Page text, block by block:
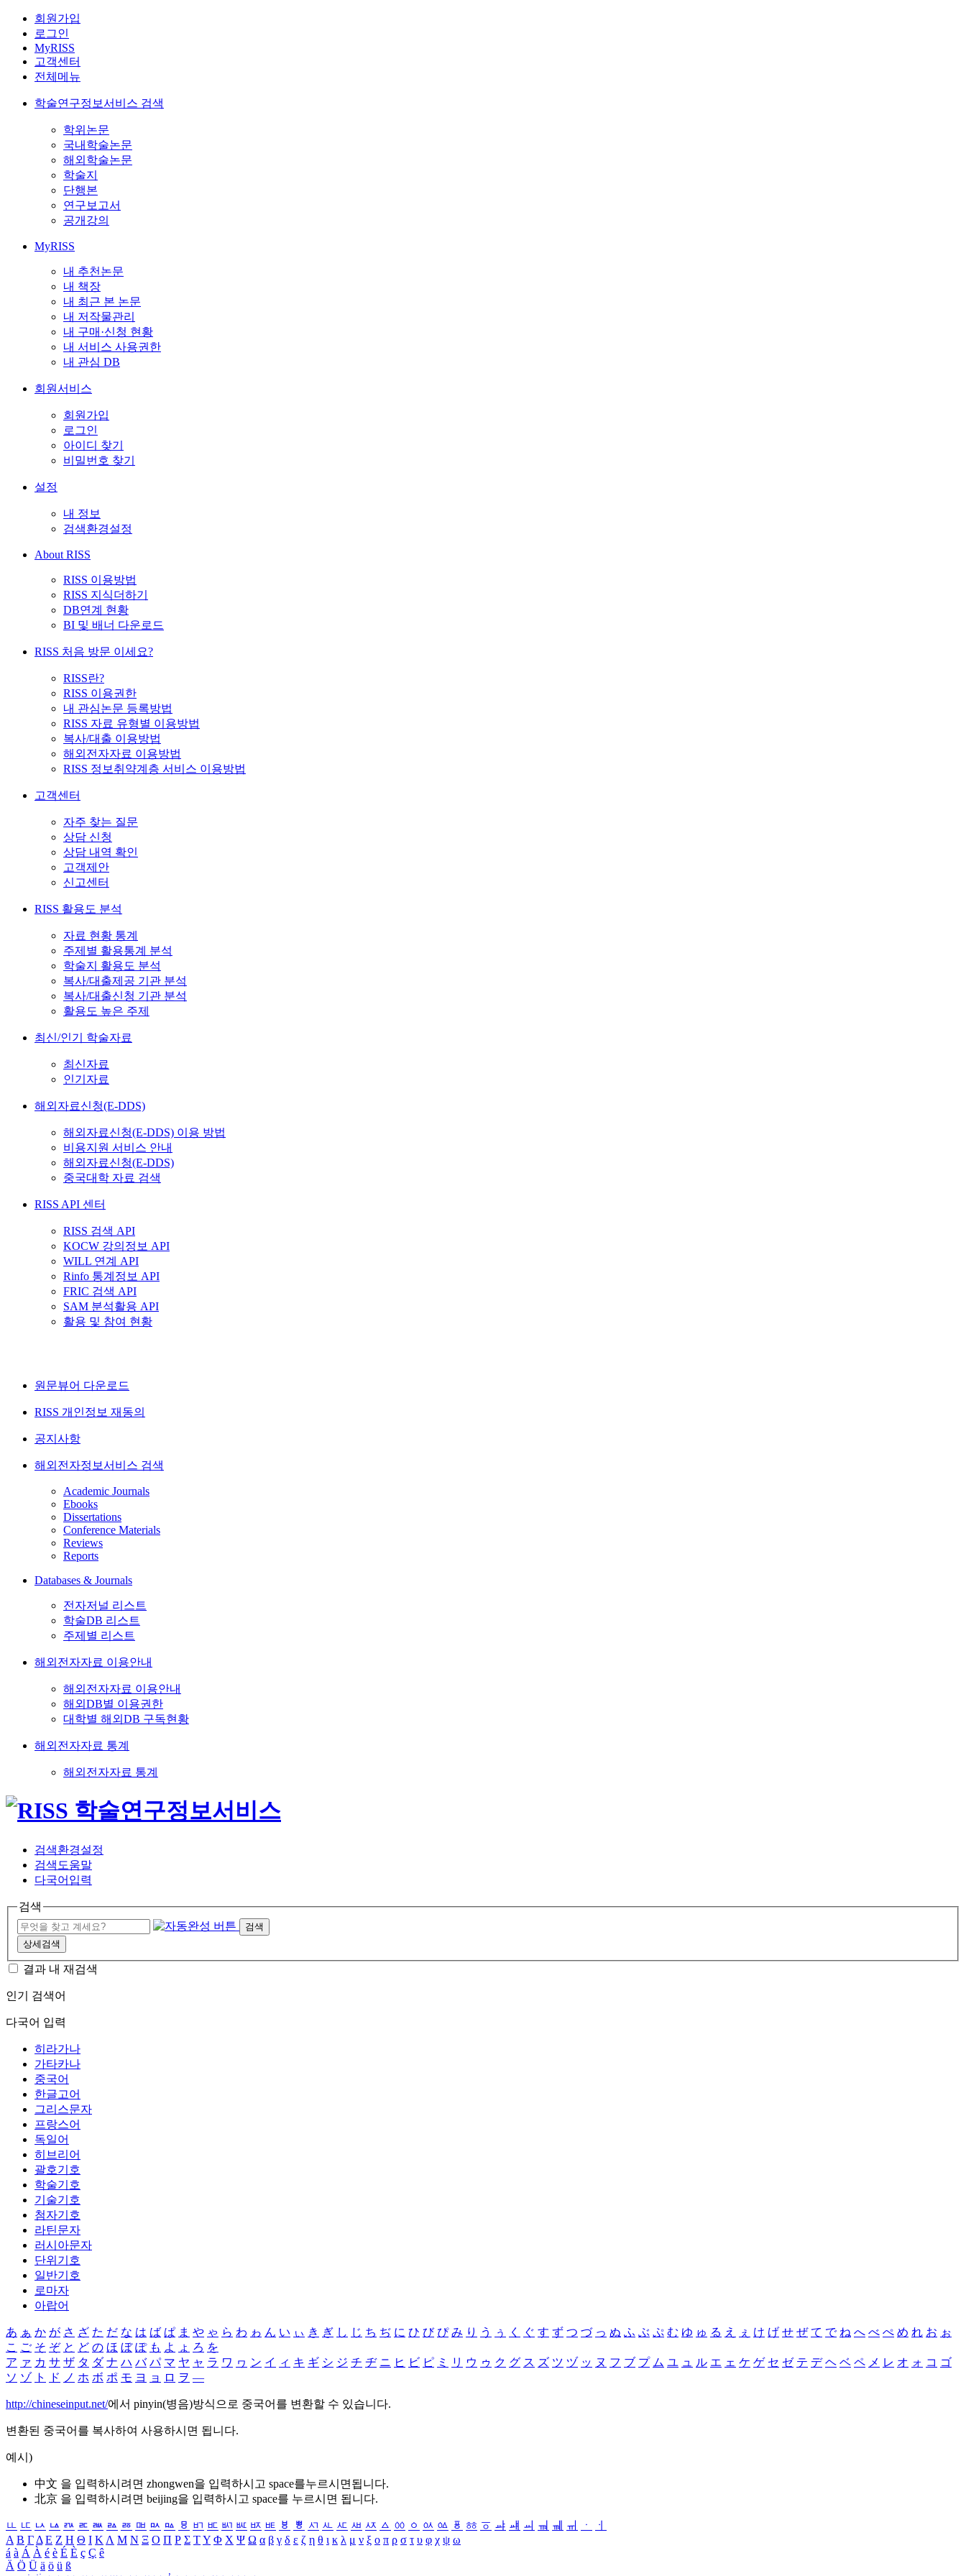
회원가입
로그인
MyRISS
고객센터
전체메뉴
학술연구정보서비스 검색
학위논문
국내학술논문
해외학술논문
학술지
단행본
연구보고서
공개강의
MyRISS
내 추천논문
내 책장
내 최근 본 논문
내 저작물관리
내 구매·신청 현황
내 서비스 사용권한
내 관심 DB
회원서비스
회원가입
로그인
아이디 찾기
비밀번호 찾기
설정
내 정보
검색환경설정
About RISS
RISS 이용방법
RISS 지식더하기
DB연계 현황
BI 및 배너 다운로드
RISS 처음 방문 이세요?
RISS란?
RISS 이용권한
내 관심논문 등록방법
RISS 자료 유형별 이용방법
복사/대출 이용방법
해외전자자료 이용방법
RISS 정보취약계층 서비스 이용방법
고객센터
자주 찾는 질문
상담 신청
상담 내역 확인
고객제안
신고센터
RISS 활용도 분석
자료 현황 통계
주제별 활용통계 분석
학술지 활용도 분석
복사/대출제공 기관 분석
복사/대출신청 기관 분석
활용도 높은 주제
최신/인기 학술자료
최신자료
인기자료
해외자료신청(E-DDS)
해외자료신청(E-DDS) 이용 방법
비용지원 서비스 안내
해외자료신청(E-DDS)
중국대학 자료 검색
RISS API 센터
RISS 검색 API
KOCW 강의정보 API
WILL 연계 API
Rinfo 통계정보 API
FRIC 검색 API
SAM 분석활용 API
활용 및 참여 현황
원문뷰어 다운로드
RISS 개인정보 재동의
공지사항
해외전자정보서비스 검색
Academic Journals
Ebooks
Dissertations
Conference Materials
Reviews
Reports
Databases & Journals
전자저널 리스트
학술DB 리스트
주제별 리스트
해외전자자료 이용안내
해외전자자료 이용안내
해외DB별 이용권한
대학별 해외DB 구독현황
해외전자자료 통계
해외전자자료 통계
검색환경설정
검색도움말
다국어입력
검색
검색
상세검색
결과 내 재검색
인기 검색어
다국어 입력
히라가나
가타카나
중국어
한글고어
그리스문자
프랑스어
독일어
히브리어
괄호기호
학술기호
기술기호
첨자기호
라틴문자
러시아문자
단위기호
일반기호
로마자
아랍어
あ ぁ か が さ ざ た だ な は ば ぱ ま や ゃ ら わ ゎ ん い ぃ き ぎ し じ ち ぢ に ひ び ぴ み り う ぅ く ぐ す ず つ づ っ ぬ ふ ぶ ぷ む ゆ ゅ る え ぇ け げ せ ぜ て で ね へ べ ぺ め れ お ぉ
こ ご そ ぞ と ど の ほ ぼ ぽ も よ ょ ろ を
ア ァ カ サ ザ タ ダ ナ ハ バ パ マ ヤ ャ ラ ワ ヮ ン イ ィ キ ギ シ ジ チ ヂ ニ ヒ ビ ピ ミ リ ウ ゥ ク グ ス ズ ツ ヅ ッ ヌ フ ブ プ ム ユ ュ ル エ ェ ケ ゲ セ ゼ テ デ ヘ ベ ペ メ レ オ ォ コ ゴ
ソ ゾ ト ド ノ ホ ボ ポ モ ヨ ョ ロ ヲ ―
http://chineseinput.net/에서 pinyin(병음)방식으로 중국어를 변환할 수 있습니다.
변환된 중국어를 복사하여 사용하시면 됩니다.
예시)
中文 을 입력하시려면 zhongwen을 입력하시고 space를누르시면됩니다.
北京 을 입력하시려면 beijing을 입력하시고 space를 누르시면 됩니다.
ㅥ ㅦ ㅧ ㅨ ㅩ ㅪ ㅫ ㅬ ㅭ ㅮ ㅯ ㅰ ㅱ ㅲ ㅳ ㅴ ㅵ ㅶ ㅷ ㅸ ㅹ ㅺ ㅻ ㅼ ㅽ ㅾ ㅿ ㆀ ㆁ ㆂ ㆃ ㆄ ㆅ ㆆ ㆇ ㆈ ㆉ ㆊ ㆋ ㆌ ㆍ
ㆎ
Α Β ΓΔ Ε Ζ Η Θ Ι ΚΛ Μ Ν Ξ Ο Π Ρ Σ ΤΥ Φ Χ Ψ Ω α β γ δ ε ζ η θ ι κ λ μ ν ξ ο π ρ σ τ υ φ χ ψ ω
á à Á À é è É È ç Ç ê
Ä Ö Ü ä ö ü ß